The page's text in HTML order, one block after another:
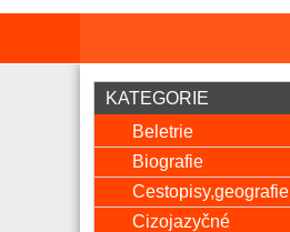
KATEGORIE
Beletrie
Biografie
Cestopisy,geografie
Cizojazyčné